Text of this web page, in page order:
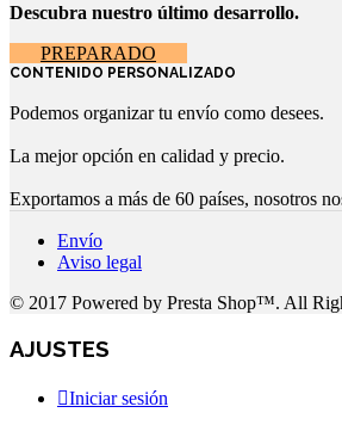
Descubra nuestro último desarrollo.
PREPARADO
CONTENIDO PERSONALIZADO
Podemos organizar tu envío como desees.
La mejor opción en calidad y precio.
Exportamos a más de 60 países, nosotros
Envío
Aviso legal
© 2017 Powered by Presta Shop™. All
AJUSTES
Iniciar sesión